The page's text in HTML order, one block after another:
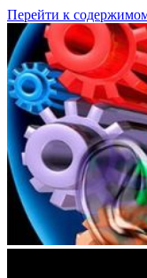
Перейти к